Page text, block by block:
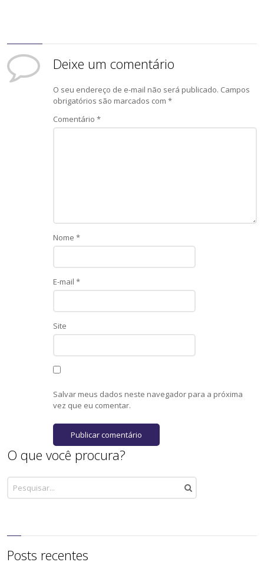
Deixe um comentário
O seu endereço de e-mail não será publicado. Campos
obrigatórios são marcados com*
Comentário*
Nome*
E-mail*
Site
Salvar meus dados neste navegador para a próxima
vez que eu comentar.
O que você procura?
Posts recentes